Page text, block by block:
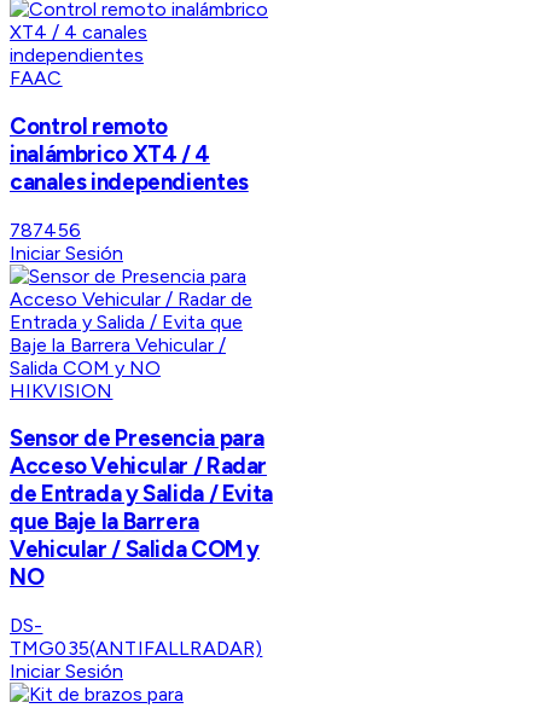
FAAC
Control remoto
inalámbrico XT4 / 4
canales independientes
787456
Iniciar Sesión
HIKVISION
Sensor de Presencia para
Acceso Vehicular / Radar
de Entrada y Salida / Evita
que Baje la Barrera
Vehicular / Salida COM y
NO
DS-
TMG035(ANTIFALLRADAR)
Iniciar Sesión